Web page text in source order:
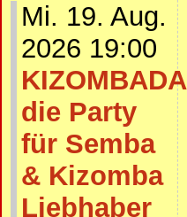
Mi. 19. Aug.
2026 19:00
KIZOMBADA
die Party
für Semba
& Kizomba
Liebhaber